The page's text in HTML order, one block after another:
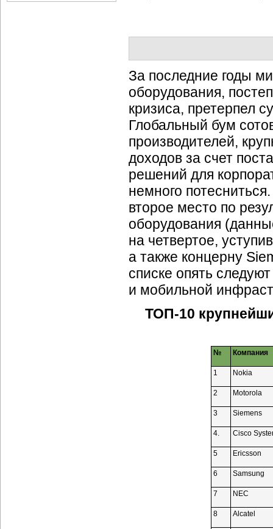
За последние годы
оборудования,
кризиса, претерпел
Глобальный бум
производителей,
доходов за счет
решений для
немного
второе место по
оборудования
на четвертое,
а также концерну
списке опять
и мобильной
ТОП-10
№ Компания
1 Nokia
2 Motorola
3 Siemens
4. Cisco
5 Ericsson
6 Samsung
7 NEC
8 Alcatel